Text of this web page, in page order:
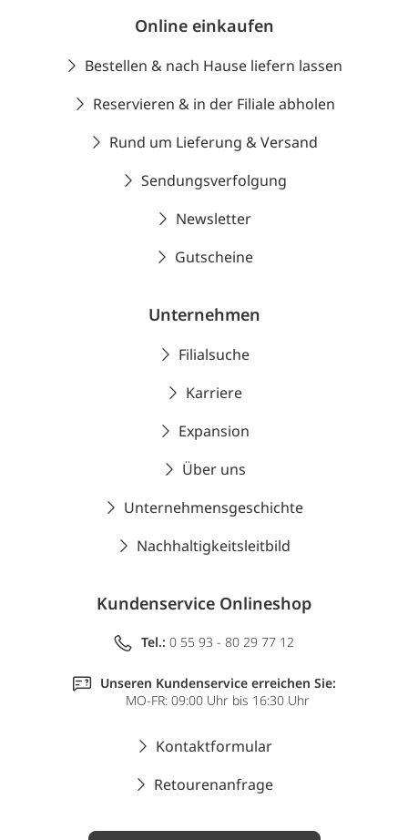
Online einkaufen
Bestellen & nach Hause liefern lassen
Reservieren & in der Filiale abholen
Rund um Lieferung & Versand
Sendungsverfolgung
Newsletter
Gutscheine
Unternehmen
Filialsuche
Karriere
Expansion
Über uns
Unternehmensgeschichte
Nachhaltigkeitsleitbild
Kundenservice Onlineshop
Tel.: 0 55 93 - 80 29 77 12
Unseren Kundenservice erreichen Sie:
MO-FR: 09:00 Uhr bis 16:30 Uhr
Kontaktformular
Retourenanfrage